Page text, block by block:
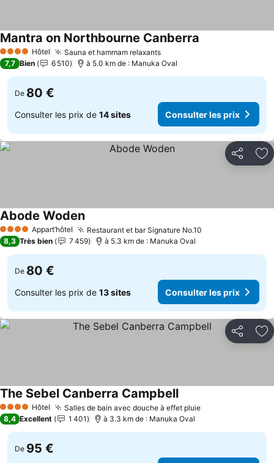
4 Étoiles Hôtel Sauna et hammam relaxants
Mantra on Northbourne Canberra
7,7 Bien 6 510 à 5.0 km de : Manuka Oval
De 80 €
Consulter les prix de 14 sites Consulter les prix
Partager
4 Étoiles Appart’hôtel Restaurant et bar Signature No.10
Abode Woden
8,3 Très bien 7 459 à 5.3 km de : Manuka Oval
De 80 €
Consulter les prix de 13 sites Consulter les prix
Partager
4 Étoiles Hôtel Salles de bain avec douche à effet pluie
The Sebel Canberra Campbell
8,4 Excellent 1 401 à 3.3 km de : Manuka Oval
De 95 €